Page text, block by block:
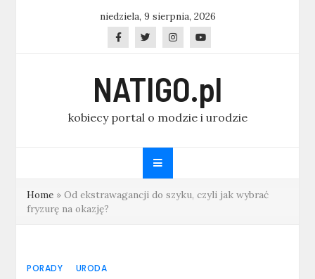
niedziela, 9 sierpnia, 2026
NATIGO.pl
kobiecy portal o modzie i urodzie
Home »Od ekstrawagancji do szyku, czyli jak wybrać
fryzurę na okazję?
PORADY URODA